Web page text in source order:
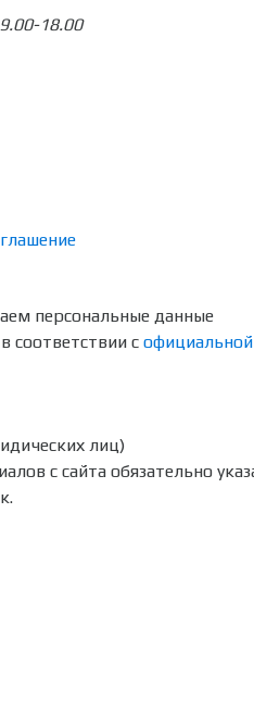
18.00
персональные данные
соответствии с официальной
с сайта обязательно